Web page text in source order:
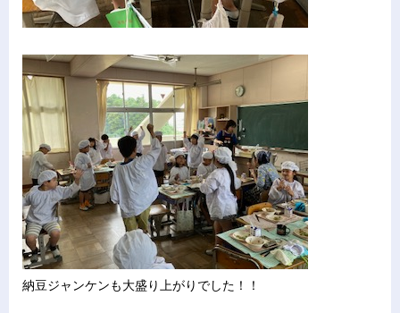
納豆ジャンケンも大盛り上がりでした！！